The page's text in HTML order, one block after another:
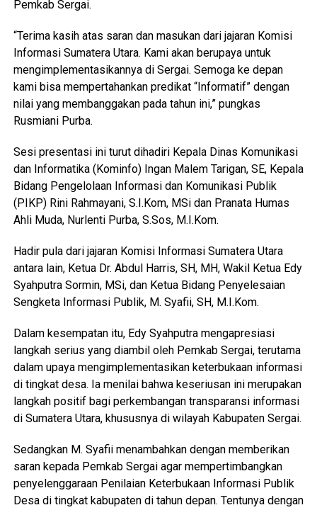
Pemkab Sergai.
“Terima kasih atas saran dan masukan dari jajaran Komisi
Informasi Sumatera Utara. Kami akan berupaya untuk
mengimplementasikannya di Sergai. Semoga ke depan
kami bisa mempertahankan predikat “Informatif” dengan
nilai yang membanggakan pada tahun ini,” pungkas
Rusmiani Purba.
Sesi presentasi ini turut dihadiri Kepala Dinas Komunikasi
dan Informatika (Kominfo) Ingan Malem Tarigan, SE, Kepala
Bidang Pengelolaan Informasi dan Komunikasi Publik
(PIKP) Rini Rahmayani, S.I.Kom, MSi dan Pranata Humas
Ahli Muda, Nurlenti Purba, S.Sos, M.I.Kom.
Hadir pula dari jajaran Komisi Informasi Sumatera Utara
antara lain, Ketua Dr. Abdul Harris, SH, MH, Wakil Ketua Edy
Syahputra Sormin, MSi, dan Ketua Bidang Penyelesaian
Sengketa Informasi Publik, M. Syafii, SH, M.I.Kom.
Dalam kesempatan itu, Edy Syahputra mengapresiasi
langkah serius yang diambil oleh Pemkab Sergai, terutama
dalam upaya mengimplementasikan keterbukaan informasi
di tingkat desa. Ia menilai bahwa keseriusan ini merupakan
langkah positif bagi perkembangan transparansi informasi
di Sumatera Utara, khususnya di wilayah Kabupaten Sergai.
Sedangkan M. Syafii menambahkan dengan memberikan
saran kepada Pemkab Sergai agar mempertimbangkan
penyelenggaraan Penilaian Keterbukaan Informasi Publik
Desa di tingkat kabupaten di tahun depan. Tentunya dengan